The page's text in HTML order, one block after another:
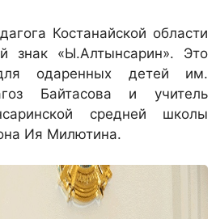
Костанайской области
знак «Ы.Алтынсарин». Это
одаренных детей им.
Байтасова и учитель
средней школы
Ия Милютина.